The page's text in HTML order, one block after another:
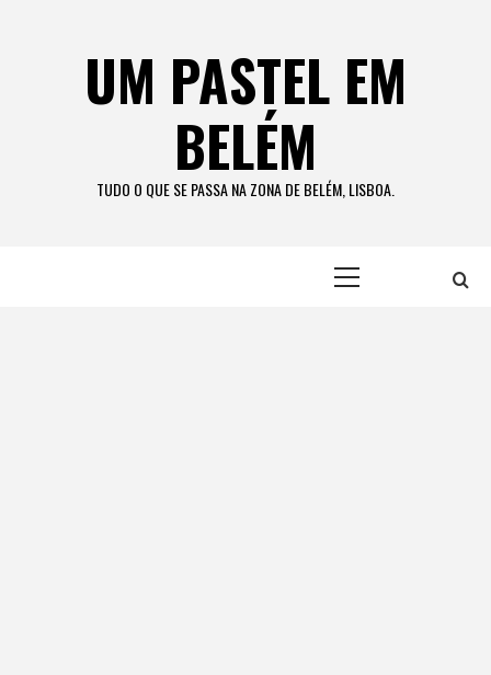
UM PASTEL EM
BELÉM
TUDO O QUE SE PASSA NA ZONA DE BELÉM, LISBOA.